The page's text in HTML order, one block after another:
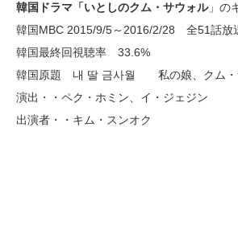
韓国ドラマ「いとしのクム・サウォル」の
韓国MBC 2015/9/5～2016/2/28 全51話放
韓国最終回視聴率 33.6%
韓国原題 내 딸 금사월 私の娘、クム・
演出・・ペク・ホミン、イ・ジェジン
出演者・・キム・スンオク